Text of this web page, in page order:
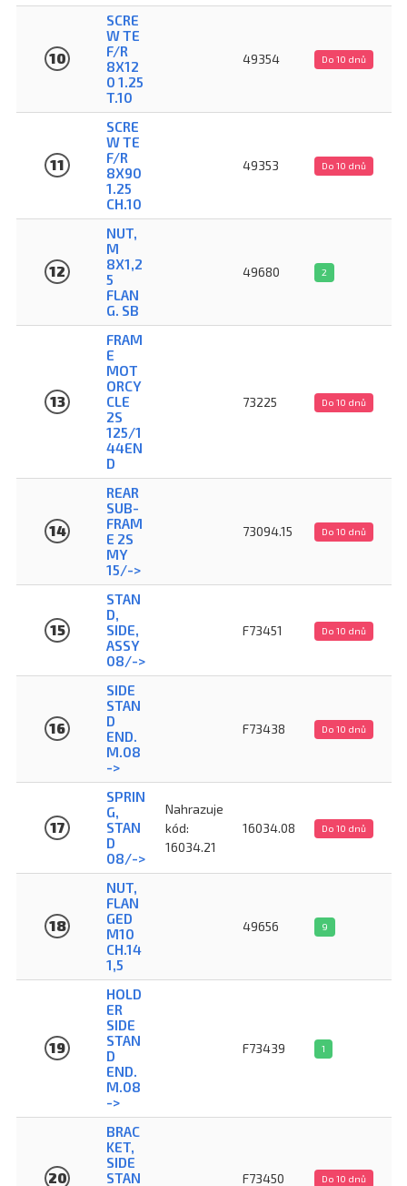
10
SCRE
W TE
F/R
8X12
0 1.25
T.10
49354 Do 10 dnů
11
SCRE
W TE
F/R
8X90
1.25
CH.10
49353 Do 10 dnů
12
NUT,
M
8X1,2
5
FLAN
G. SB
49680 2
13
FRAM
E
MOT
ORCY
CLE
2S
125/1
44EN
D
73225 Do 10 dnů
14
REAR
SUB-
FRAM
E 2S
MY
15/->
73094.15 Do 10 dnů
15
STAN
D,
SIDE,
ASSY
08/->
F73451 Do 10 dnů
16
SIDE
STAN
D
END.
M.08
->
F73438 Do 10 dnů
17
SPRIN
G,
STAN
D
08/->
Nahrazuje
kód:
16034.21
16034.08 Do 10 dnů
18
NUT,
FLAN
GED
M10
CH.14
1,5
49656 9
19
HOLD
ER
SIDE
STAN
D
END.
M.08
->
F73439 1
20
BRAC
KET,
SIDE
STAN
F73450 Do 10 dnů